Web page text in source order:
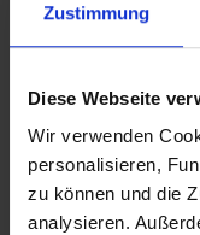
Zustimmung
Diese Webseite
Wir verwenden
personalisieren,
zu können und die
analysieren.
Zusätzliches